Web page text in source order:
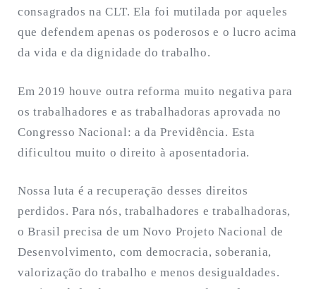
consagrados na CLT. Ela foi mutilada por aqueles
que defendem apenas os poderosos e o lucro acima
da vida e da dignidade do trabalho.
Em 2019 houve outra reforma muito negativa para
os trabalhadores e as trabalhadoras aprovada no
Congresso Nacional: a da Previdência. Esta
dificultou muito o direito à aposentadoria.
Nossa luta é a recuperação desses direitos
perdidos. Para nós, trabalhadores e trabalhadoras,
o Brasil precisa de um Novo Projeto Nacional de
Desenvolvimento, com democracia, soberania,
valorização do trabalho e menos desigualdades.